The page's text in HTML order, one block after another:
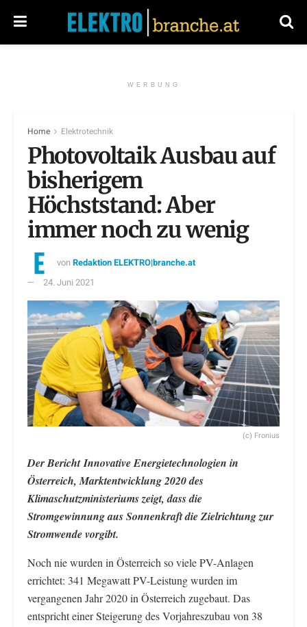
WERBUNG
Home Elektrotechnik
Photovoltaik Ausbau auf
bisherigem
Höchststand: Aber
immer noch zu wenig
vonRedaktion ELEKTRO|branche.at
24. Juni 2021
(c) Fronius
Der Bericht Innovative Energietechnologien in
Österreich, Marktentwicklung 2020 des
Klimaschutzministeriums zeigt, dass die
Stromgewinnung aus Sonnenkraft die Zielrichtung zur
Stromwende vorgibt.
Noch nie wurden in Österreich so viele PV-Anlagen
errichtet: 341 Megawatt PV-Leistung wurden im
vergangenen Jahr 2020 in Österreich zugebaut. Das
entspricht einer Steigerung des Vorjahreszubau von 38